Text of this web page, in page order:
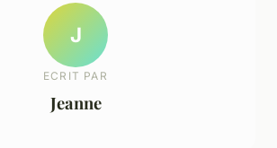
J
ECRIT PAR
Jeanne